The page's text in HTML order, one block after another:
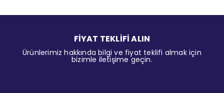
FİYAT TEKLİFİ ALIN
Ürünlerimiz hakkında bilgi ve fiyat teklifi almak için
bizimle iletişime geçin.